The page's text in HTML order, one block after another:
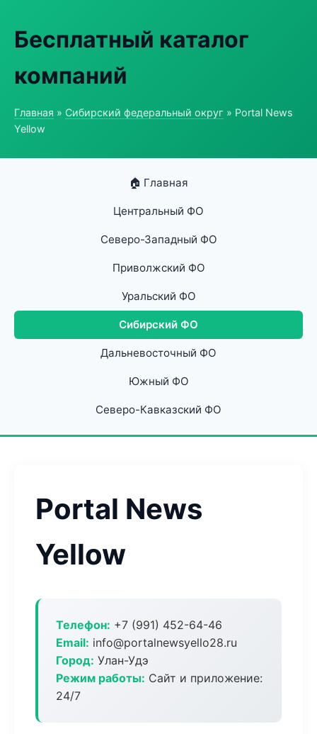
Бесплатный каталог
компаний
Главная » Сибирский федеральный округ » Portal News
Yellow
🏠 Главная
Центральный ФО
Северо-Западный ФО
Приволжский ФО
Уральский ФО
Сибирский ФО
Дальневосточный ФО
Южный ФО
Северо-Кавказский ФО
Portal News
Yellow
Телефон: +7 (991) 452-64-46
Email: info@portalnewsyello28.ru
Город: Улан-Удэ
Режим работы: Сайт и приложение:
24/7